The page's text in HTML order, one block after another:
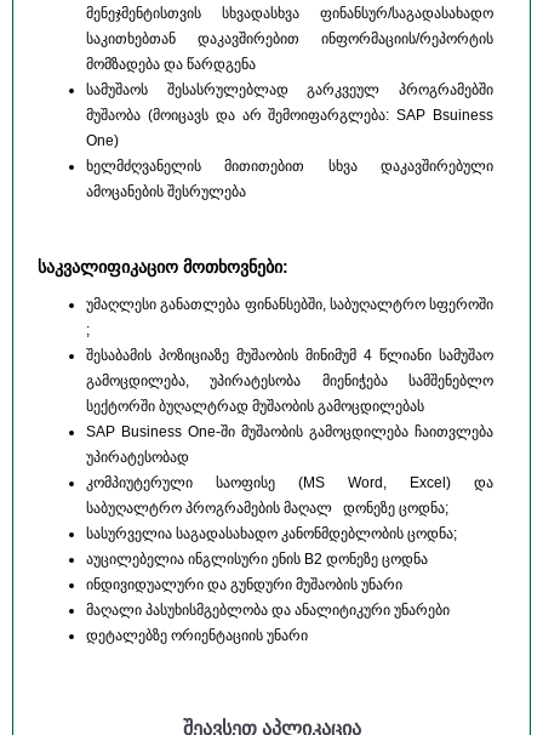
მენეჯმენტისთვის სხვადასხვა ფინანსურ/საგადასახადო
საკითხებთან დაკავშირებით ინფორმაციის/რეპორტის
მომზადება და წარდგენა
სამუშაოს შესასრულებლად გარკვეულ პროგრამებში
მუშაობა (მოიცავს და არ შემოიფარგლება: SAP Bsuiness
One)
ხელმძღვანელის მითითებით სხვა დაკავშირებული
ამოცანების შესრულება
საკვალიფიკაციო მოთხოვნები:
უმაღლესი განათლება ფინანსებში, საბუღალტრო სფეროში
;
შესაბამის პოზიციაზე მუშაობის მინიმუმ 4 წლიანი სამუშაო
გამოცდილება, უპირატესობა მიენიჭება სამშენებლო
სექტორში ბუღალტრად მუშაობის გამოცდილებას
SAP Business One-ში მუშაობის გამოცდილება ჩაითვლება
უპირატესობად
კომპიუტერული საოფისე (MS Word, Excel) და
საბუღალტრო პროგრამების მაღალ დონეზე ცოდნა;
სასურველია საგადასახადო კანონმდებლობის ცოდნა;
აუცილებელია ინგლისური ენის B2 დონეზე ცოდნა
ინდივიდუალური და გუნდური მუშაობის უნარი
მაღალი პასუხისმგებლობა და ანალიტიკური უნარები
დეტალებზე ორიენტაციის უნარი
შეავსეთ აპლიკაცია